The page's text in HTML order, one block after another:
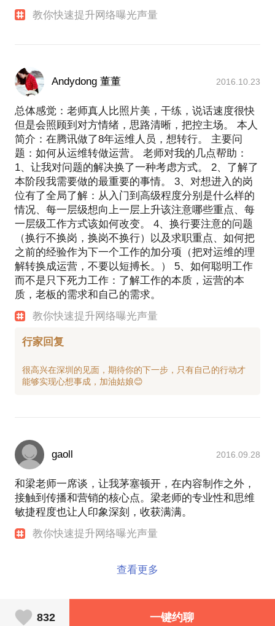
教你快速提升网络曝光声量
Andydong 董董 2016.10.23
总体感觉：老师真人比照片美，干练，说话速度很快
但是会照顾到对方情绪，思路清晰，把控主场。 本人
简介：在腾讯做了8年运维人员，想转行。 主要问
题：如何从运维转做运营。 老师对我的几点帮助：
1、让我对问题的解决换了一种考虑方式。 2、了解了
本阶段我需要做的最重要的事情。 3、对想进入的岗
位有了全局了解：从入门到高级程度分别是什么样的
情况、每一层级想向上一层上升该注意哪些重点、每
一层级工作方式该如何改变。 4、换行要注意的问题
（换行不换岗，换岗不换行）以及求职重点、如何把
之前的经验作为下一个工作的加分项（把对运维的理
解转换成运营，不要以短搏长。） 5、如何聪明工作
而不是只下死力工作：了解工作的本质，运营的本
质，老板的需求和自己的需求。
教你快速提升网络曝光声量
行家回复
很高兴在深圳的见面，期待你的下一步，只有自己的行动才
gaoll 2016.09.28
和梁老师一席谈，让我茅塞顿开，在内容制作之外，
接触到传播和营销的核心点。梁老师的专业性和思维
敏捷程度也让人印象深刻，收获满满。
教你快速提升网络曝光声量
查看更多
832 一键约聊